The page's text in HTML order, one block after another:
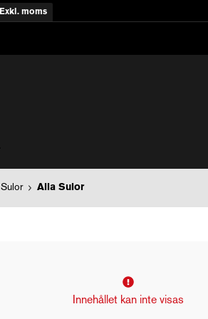
Exkl. moms
Sulor Alla Sulor
Innehållet kan inte visas